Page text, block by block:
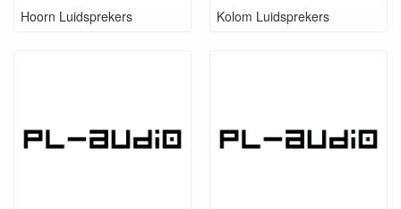
Hoorn Luidsprekers Kolom Luidsprekers